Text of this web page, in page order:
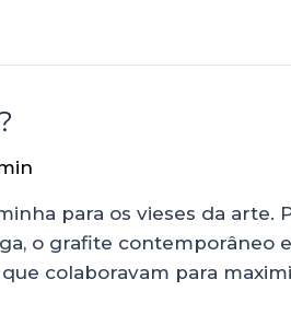
para os vieses da arte.
o grafite contemporâneo
colaboravam para